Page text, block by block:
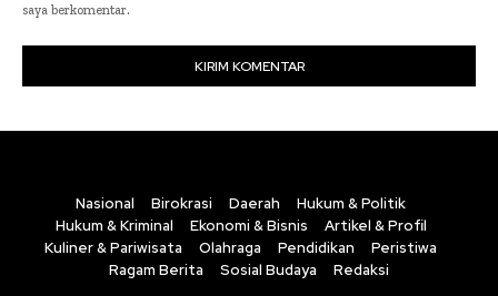
saya berkomentar.
Nasional Birokrasi Daerah
Hukum & Politik
Hukum & Kriminal
Ekonomi & Bisnis
Artikel & Profil
Kuliner & Pariwisata
Olahraga Pendidikan
Peristiwa
Ragam Berita
Sosial Budaya Redaksi